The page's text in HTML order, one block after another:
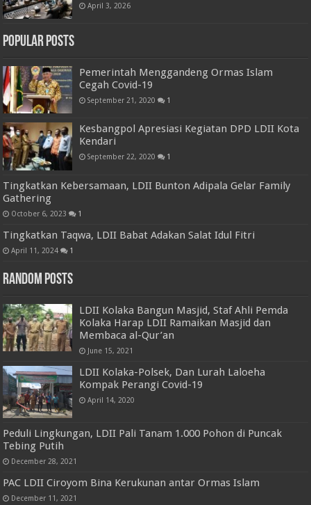
April 3, 2026
Popular Posts
Pemerintah Menggandeng Ormas Islam
Cegah Covid-19
September 21, 2020 1
Kesbangpol Apresiasi Kegiatan DPD LDII Kota
Kendari
September 22, 2020 1
Tingkatkan Kebersamaan, LDII Bunton Adipala Gelar Family
Gathering
October 6, 2023 1
Tingkatkan Taqwa, LDII Babat Adakan Salat Idul Fitri
April 11, 2024 1
Random Posts
LDII Kolaka Bangun Masjid, Staf Ahli Pemda
Kolaka Harap LDII Ramaikan Masjid dan
Membaca al-Qur’an
June 15, 2021
LDII Kolaka-Polsek, Dan Lurah Laloeha
Kompak Perangi Covid-19
April 14, 2020
Peduli Lingkungan, LDII Pali Tanam 1.000 Pohon di Puncak
Tebing Putih
December 28, 2021
PAC LDII Ciroyom Bina Kerukunan antar Ormas Islam
December 11, 2021